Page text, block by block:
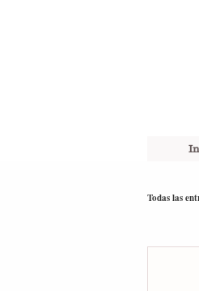
Todas las